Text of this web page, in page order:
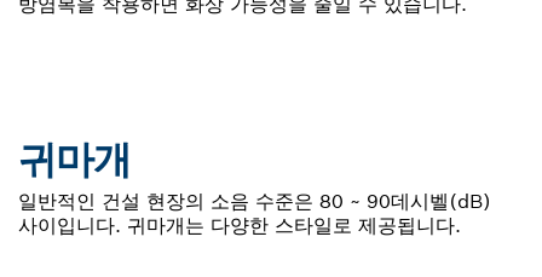
귀마개
일반적인 건설 현장의 소음 수준은 80 ~ 90데시벨(dB)
사이입니다. 귀마개는 다양한 스타일로 제공됩니다.